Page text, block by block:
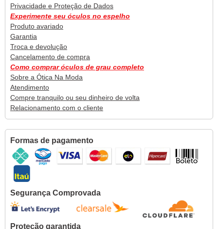
Privacidade e Proteção de Dados
Experimente seu óculos no espelho
Produto avariado
Garantia
Troca e devolução
Cancelamento de compra
Como comprar óculos de grau completo
Sobre a Ótica Na Moda
Atendimento
Compre tranquilo ou seu dinheiro de volta
Relacionamento com o cliente
Formas de pagamento
Segurança Comprovada
Proteção garantida